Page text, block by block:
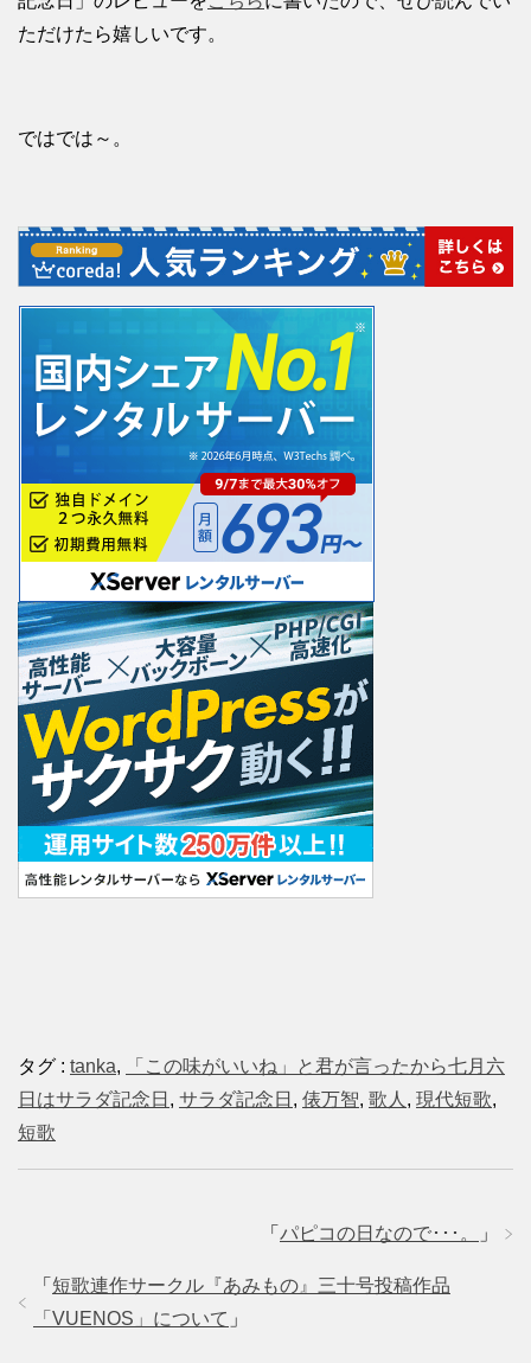
ただけたら嬉しいです。
ではでは～。
タグ : tanka,
「この味がいいね」と君が言ったから七月六
日はサラダ記念日 , サラダ記念日 , 俵万智, 歌人 , 現代短歌,
短歌
「 パピコの日なので･･･。 」
「 短歌連作サークル『あみもの』三十号投稿作品
「VUENOS」について 」